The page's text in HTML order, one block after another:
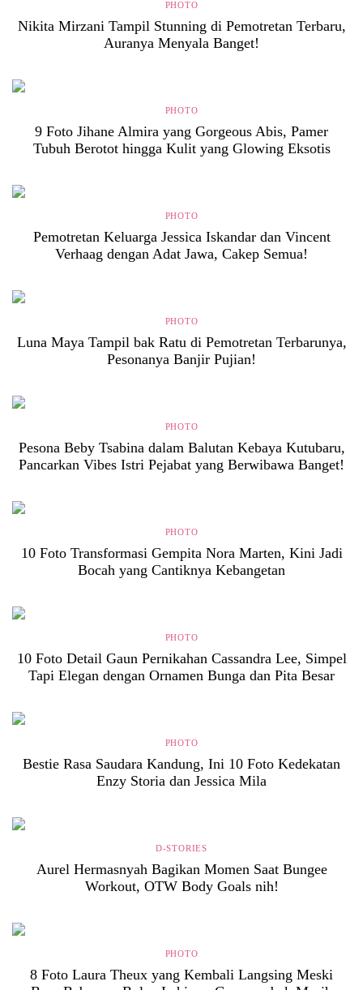
PHOTO
Nikita Mirzani Tampil Stunning di Pemotretan Terbaru,
Auranya Menyala Banget!
PHOTO
9 Foto Jihane Almira yang Gorgeous Abis, Pamer
Tubuh Berotot hingga Kulit yang Glowing Eksotis
PHOTO
Pemotretan Keluarga Jessica Iskandar dan Vincent
Verhaag dengan Adat Jawa, Cakep Semua!
PHOTO
Luna Maya Tampil bak Ratu di Pemotretan Terbarunya,
Pesonanya Banjir Pujian!
PHOTO
Pesona Beby Tsabina dalam Balutan Kebaya Kutubaru,
Pancarkan Vibes Istri Pejabat yang Berwibawa Banget!
PHOTO
10 Foto Transformasi Gempita Nora Marten, Kini Jadi
Bocah yang Cantiknya Kebangetan
PHOTO
10 Foto Detail Gaun Pernikahan Cassandra Lee, Simpel
Tapi Elegan dengan Ornamen Bunga dan Pita Besar
PHOTO
Bestie Rasa Saudara Kandung, Ini 10 Foto Kedekatan
Enzy Storia dan Jessica Mila
D-STORIES
Aurel Hermasnyah Bagikan Momen Saat Bungee
Workout, OTW Body Goals nih!
PHOTO
8 Foto Laura Theux yang Kembali Langsing Meski